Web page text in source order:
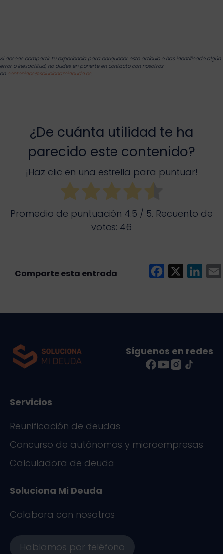
Si deseas compartir tu experiencia para enriquecer este artículo o has identificado algún
error o inexactitud, no dudes en ponerte en contacto con nosotros
en contenidos@solucionamideuda.es.
¿De cuánta utilidad te ha
parecido este contenido?
¡Haz clic en una estrella para puntuar!
Promedio de puntuación 4.5 / 5. Recuento de
votos: 46
e
o
k
i
Síguenos en redes
Servicios
Reunificación de deudas
Concurso de autónomos y microempresas
Calculadora de deuda
Soluciona Mi Deuda
Colabora con nosotros
Hablamos por teléfono